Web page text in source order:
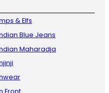
& Elfs
Blue Jeans
Maharadja
Front